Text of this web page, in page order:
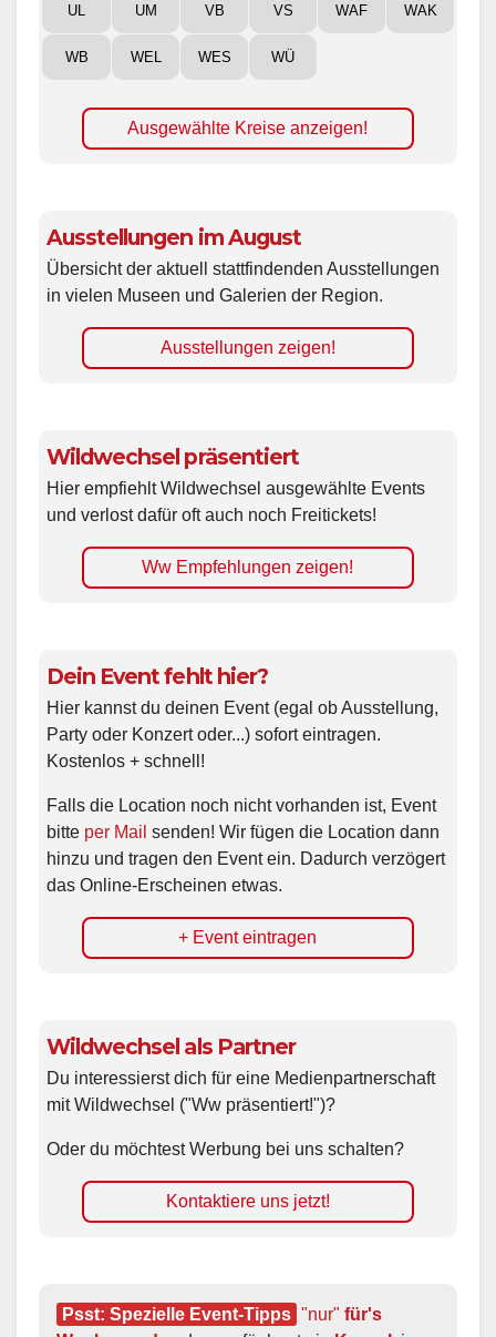
UL UM VB VS WAF WAK
WB WEL WES WÜ
Ausgewählte Kreise anzeigen!
Ausstellungen im August
Übersicht der aktuell stattfindenden Ausstellungen
in vielen Museen und Galerien der Region.
Ausstellungen zeigen!
Wildwechsel präsentiert
Hier empfiehlt Wildwechsel ausgewählte Events
und verlost dafür oft auch noch Freitickets!
Ww Empfehlungen zeigen!
Dein Event fehlt hier?
Hier kannst du deinen Event (egal ob Ausstellung,
Party oder Konzert oder...) sofort eintragen.
Kostenlos + schnell!
Falls die Location noch nicht vorhanden ist, Event
bitte per Mail senden! Wir fügen die Location dann
hinzu und tragen den Event ein. Dadurch verzögert
das Online-Erscheinen etwas.
+ Event eintragen
Wildwechsel als Partner
Du interessierst dich für eine Medienpartnerschaft
mit Wildwechsel ("Ww präsentiert!")?
Oder du möchtest Werbung bei uns schalten?
Kontaktiere uns jetzt!
Psst: Spezielle Event-Tipps "nur" für's